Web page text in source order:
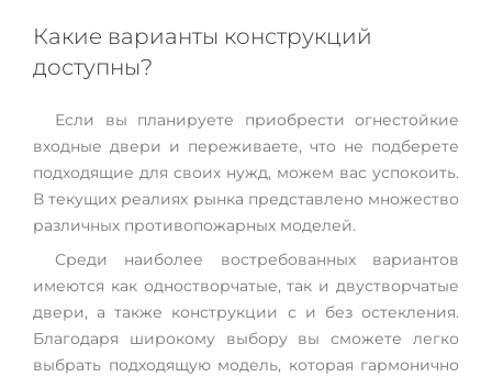
Какие варианты конструкций
доступны?
Если вы планируете приобрести огнестойкие
входные двери и переживаете, что не подберете
подходящие для своих нужд, можем вас успокоить.
В текущих реалиях рынка представлено множество
различных противопожарных моделей.
Среди наиболее востребованных вариантов
имеются как одностворчатые, так и двустворчатые
двери, а также конструкции с и без остекления.
Благодаря широкому выбору вы сможете легко
выбрать подходящую модель, которая гармонично